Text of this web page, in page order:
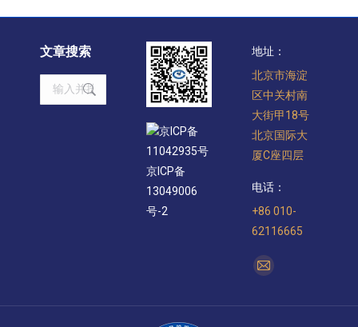
文章搜索
Search:
京ICP备
11042935号
京ICP备
13049006
号-2
地址：
北京市海淀
区中关村南
大街甲18号
北京国际大
厦C座四层
电话：
+86 010-
62116665
找到我们：
Mail